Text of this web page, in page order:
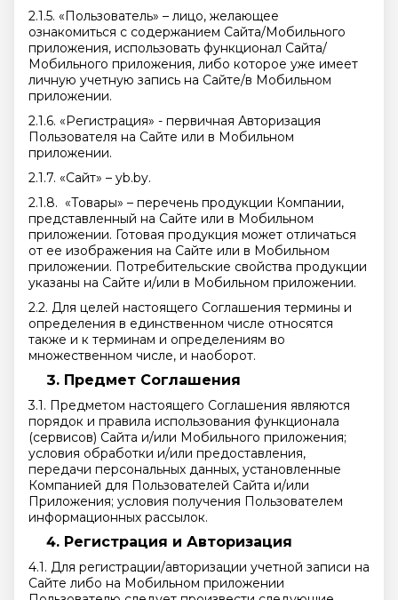
2.1.5. «Пользователь» – лицо, желающее
ознакомиться с содержанием Сайта/Мобильного
приложения, использовать функционал Сайта/
Мобильного приложения, либо которое уже имеет
личную учетную запись на Сайте/в Мобильном
приложении.
2.1.6. «Регистрация» - первичная Авторизация
Пользователя на Сайте или в Мобильном
приложении.
2.1.7. «Сайт» – yb.by.
2.1.8. «Товары» – перечень продукции Компании,
представленный на Сайте или в Мобильном
приложении. Готовая продукция может отличаться
от ее изображения на Сайте или в Мобильном
приложении. Потребительские свойства продукции
указаны на Сайте и/или в Мобильном приложении.
2.2. Для целей настоящего Соглашения термины и
определения в единственном числе относятся
также и к терминам и определениям во
множественном числе, и наоборот.
Предмет Соглашения
3.1. Предметом настоящего Соглашения являются
порядок и правила использования функционала
(сервисов) Сайта и/или Мобильного приложения;
условия обработки и/или предоставления,
передачи персональных данных, установленные
Компанией для Пользователей Сайта и/или
Приложения; условия получения Пользователем
информационных рассылок.
Регистрация и Авторизация
4.1. Для регистрации/авторизации учетной записи на
Сайте либо на Мобильном приложении